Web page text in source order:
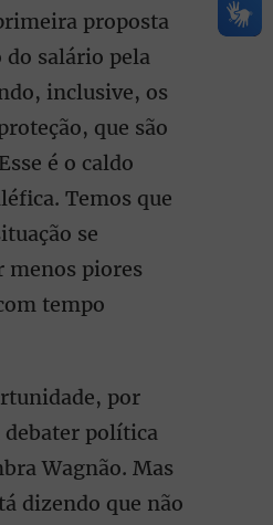
proposta
do salário pela
inclusive, os
que são
é o caldo
Temos que
se
menos piores
tempo
por
política
Wagnão. Mas
dizendo que não